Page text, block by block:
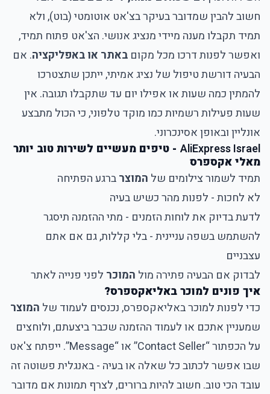
חשוב להבין שמדובר בעיקר בצ'אט אוטומטי (בוט), ולא
תמיד תקבלו מענה מיידי מנציג אנושי. הצ'אט פתוח תמיד,
ואפשר לפנות דרכו מכל מקום באתר או באפליקציה. אם
הבעיה דורשת טיפול של נציג אמיתי, ייתכן שתצטרכו
להמתין כמה שעות או אפילו יום עד שתקבלו תגובה. אין
שעות פעילות רשמיות כמו מוקד טלפוני, כי הכול מתבצע
אונליין ובאופן אסינכרוני.
AliExpress Israel - טיפים מעשיים לשירות טוב יותר
מאלי אקספרס
תמיד לשמור צילומים של המוצרברגע הפתיחה
לא לחכות - לפנות מהר כשיש בעיה
לדעת בדיוק את לוחות הזמנים - מתי ההזמנה תיסגר
להשתמש בשפה עניינית - בלי קללות, גם אם אתם
עצבניים
לבדוק אם הבעיה פתירה מול המוכר לפני פנייה לאתר
איך פונים למוכר באליאקספרס?
כדי לפנות למוכר באליאקספרס, נכנסים לעמוד של המוצר
שמעניין אתכם או לעמוד ההזמנה שכבר ביצעתם, ולוחצים
על הכפתור “Contact Seller” או “Message”. ייפתח צ'אט
שבו אפשר לכתוב כל שאלה או בעיה - באנגלית פשוטה זה
עובד הכי טוב. חשוב להיות ברורים, לצרף תמונות אם מדובר